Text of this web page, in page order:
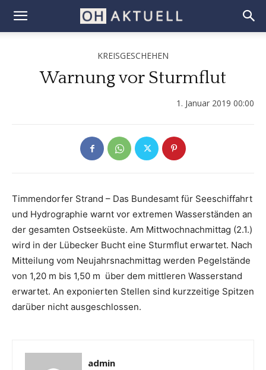
KREISGESCHEHEN
Warnung vor Sturmflut
1. Januar 2019 00:00
Timmendorfer Strand – Das Bundesamt für Seeschiffahrt
und Hydrographie warnt vor extremen Wasserständen an
der gesamten Ostseeküste. Am Mittwochnachmittag (2.1.)
wird in der Lübecker Bucht eine Sturmflut erwartet. Nach
Mitteilung vom Neujahrsnachmittag werden Pegelstände
von 1,20 m bis 1,50 m über dem mittleren Wasserstand
erwartet. An exponierten Stellen sind kurzzeitige Spitzen
darüber nicht ausgeschlossen.
admin